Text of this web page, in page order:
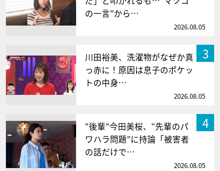
の一言”から…
2026.08.05
3
川田裕美、洗濯物がなぜか真
っ赤に！原因は息子のポケッ
トの中身…
2026.08.05
4
“後輩”今田美桜、“先輩のパ
ワハラ問題”に持論「被害者
の話だけで…
2026.08.05